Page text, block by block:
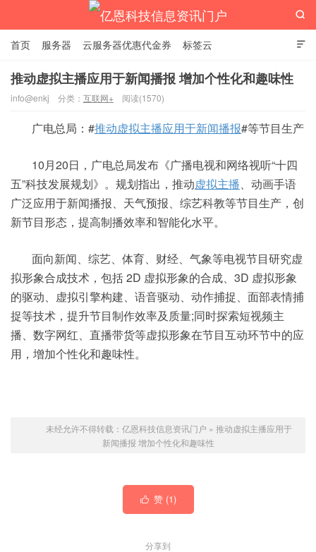

首页 服务器 云服务器优惠代金券 标签云

推动虚拟主播应用于新闻播报 增加个性化和趣味性
info@enkj 分类： 互联网+ 阅读(1570)
广电总局：#推动虚拟主播应用于新闻播报#等节目生产
10月20日，广电总局发布《广播电视和网络视听“十四
五”科技发展规划》。规划指出，推动虚拟主播、动画手语
广泛应用于新闻播报、天气预报、综艺科教等节目生产，创
新节目形态，提高制播效率和智能化水平。
面向新闻、综艺、体育、财经、气象等电视节目研究虚
拟形象合成技术，包括 2D 虚拟形象的合成、3D 虚拟形象
的驱动、虚拟引擎构建、语音驱动、动作捕捉、面部表情捕
捉等技术，提升节目制作效率及质量;同时探索短视频主
播、数字网红、直播带货等虚拟形象在节目互动环节中的应
用，增加个性化和趣味性。
未经允许不得转载： 亿恩科技信息资讯门户 » 推动虚拟主播应用于
新闻播报 增加个性化和趣味性
 赞 (1)
分享到